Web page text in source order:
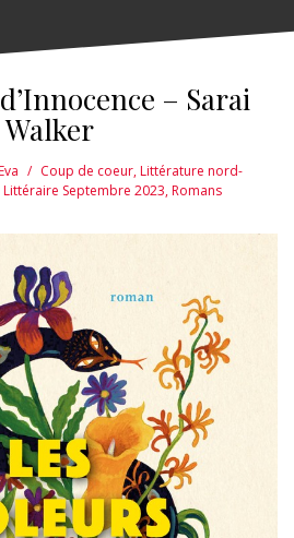
– Sarai
Walker
Coup de coeur,Littérature nord-
Littéraire Septembre 2023,Romans